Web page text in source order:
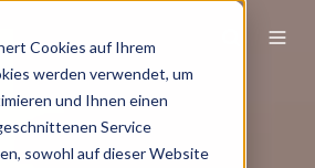
Cookies auf Ihrem
werden verwendet, um
und Ihnen einen
Service
sowohl auf dieser Website